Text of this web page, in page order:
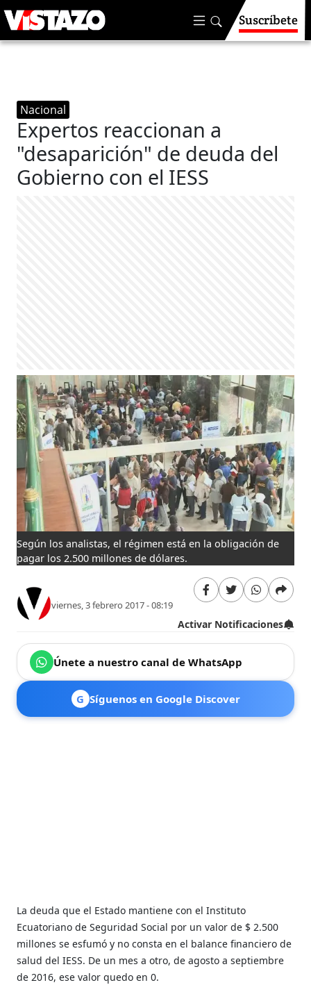
Suscríbete
Nacional
Expertos reaccionan a
"desaparición" de deuda del
Gobierno con el IESS
Según los analistas, el régimen está en la obligación de
pagar los 2.500 millones de dólares.
viernes, 3 febrero 2017 - 08:19
Activar Notificaciones
Únete a nuestro canal de WhatsApp
G Síguenos en Google Discover
La deuda que el Estado mantiene con el Instituto
Ecuatoriano de Seguridad Social por un valor de $ 2.500
millones se esfumó y no consta en el balance financiero de
salud del IESS. De un mes a otro, de agosto a septiembre
de 2016, ese valor quedo en 0.